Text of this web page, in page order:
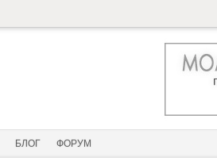
БЛОГ ФОРУМ